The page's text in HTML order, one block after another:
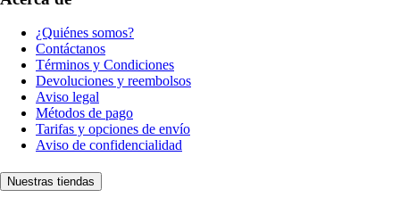
¿Quiénes somos?
Contáctanos
Términos y Condiciones
Devoluciones y reembolsos
Aviso legal
Métodos de pago
Tarifas y opciones de envío
Aviso de confidencialidad
Nuestras tiendas